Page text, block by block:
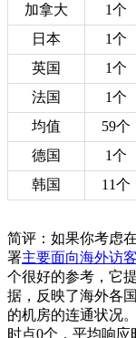
加拿大
1个
日本
1个
英国
1个
法国
1个
均值
59个
德国
1个
韩国
11个
简评：如果你考虑
署主要面向海外访
个很好的参考，它
据，反映了海外各
的机房的连通状况
时点0个，平均响应